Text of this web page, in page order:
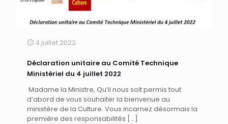
4 juillet 2022
Déclaration unitaire au Comité Technique
Ministériel du 4 juillet 2022
Madame la Ministre, Qu’il nous soit permis tout
d’abord de vous souhaiter la bienvenue au
ministère de la Culture. Vous incarnez désormais la
première des responsabilités […]